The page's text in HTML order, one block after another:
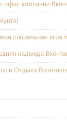
офис компании
социальная игра
надежда
и Отдыха